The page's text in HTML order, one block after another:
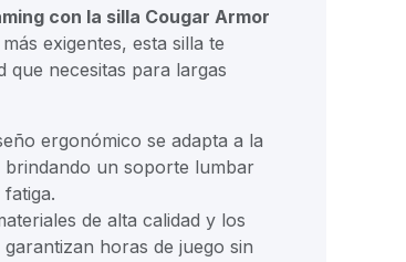
con la silla Cougar Armor
exigentes, esta silla te
necesitas para largas
ergonómico se adapta a la
un soporte lumbar
de alta calidad y los
horas de juego sin